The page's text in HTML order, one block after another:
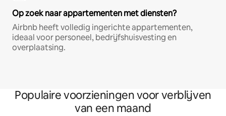
Op zoek naar appartementen met diensten?
Airbnb heeft volledig ingerichte appartementen,
ideaal voor personeel, bedrijfshuisvesting en
overplaatsing.
Populaire voorzieningen voor verblijven
van een maand